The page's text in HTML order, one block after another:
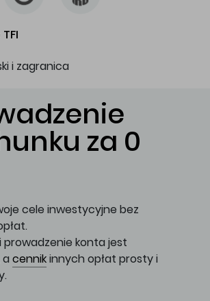
i zagranica
za 0
cele inwestycyjne bez
prowadzenie konta jest
cennikinnych opłat prosty i